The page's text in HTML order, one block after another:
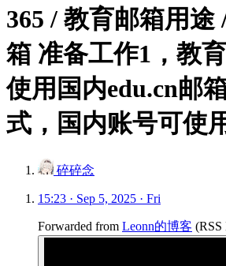
365 / 教育邮箱用途
箱 准备工作1，教
使用国内edu.cn邮
式，国内账号可使
碎碎念
15:23 · Sep 5, 2025 · Fri
Forwarded from Leonn的博客 (RSS